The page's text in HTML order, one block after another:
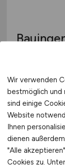
GEBAG
Duisburg
Wir verwenden
bestmöglich und
sind einige
Website
Ihnen
dienen
"Alle
Cookies zu.